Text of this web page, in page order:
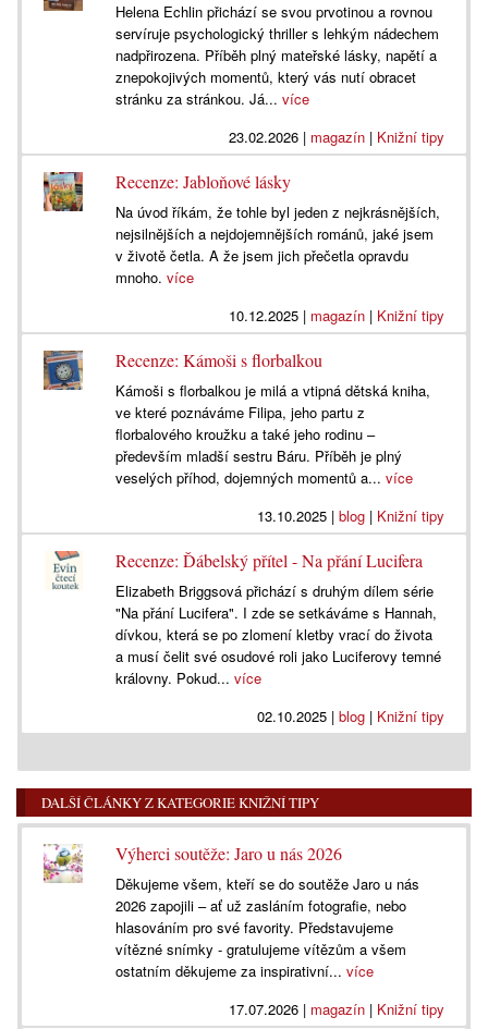
Helena Echlin přichází se svou prvotinou a rovnou
servíruje psychologický thriller s lehkým nádechem
nadpřirozena. Příběh plný mateřské lásky, napětí a
znepokojivých momentů, který vás nutí obracet
stránku za stránkou. Já...více
23.02.2026| magazín| Knižní tipy
Recenze: Jabloňové lásky
Na úvod říkám, že tohle byl jeden z nejkrásnějších,
nejsilnějších a nejdojemnějších románů, jaké jsem
v životě četla. A že jsem jich přečetla opravdu
mnoho.více
10.12.2025| magazín| Knižní tipy
Recenze: Kámoši s florbalkou
Kámoši s florbalkou je milá a vtipná dětská kniha,
ve které poznáváme Filipa, jeho partu z
florbalového kroužku a také jeho rodinu –
především mladší sestru Báru. Příběh je plný
veselých příhod, dojemných momentů a...více
13.10.2025| blog| Knižní tipy
Recenze: Ďábelský přítel - Na přání Lucifera
Elizabeth Briggsová přichází s druhým dílem série
"Na přání Lucifera". I zde se setkáváme s Hannah,
dívkou, která se po zlomení kletby vrací do života
a musí čelit své osudové roli jako Luciferovy temné
královny. Pokud...více
02.10.2025| blog| Knižní tipy
DALŠÍ ČLÁNKY Z KATEGORIE KNIŽNÍ TIPY
Výherci soutěže: Jaro u nás 2026
Děkujeme všem, kteří se do soutěže Jaro u nás
2026 zapojili – ať už zasláním fotografie, nebo
hlasováním pro své favority. Představujeme
vítězné snímky - gratulujeme vítězům a všem
ostatním děkujeme za inspirativní...více
17.07.2026| magazín| Knižní tipy